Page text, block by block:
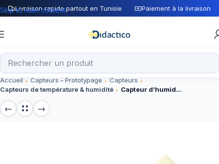
Livraison rapide partout en Tunisie Paiement à la livraison
Skip to main content
Accueil Capteurs – Prototypage
Capteurs
Capteurs de température & humidité
Capteur d’humidite HR202